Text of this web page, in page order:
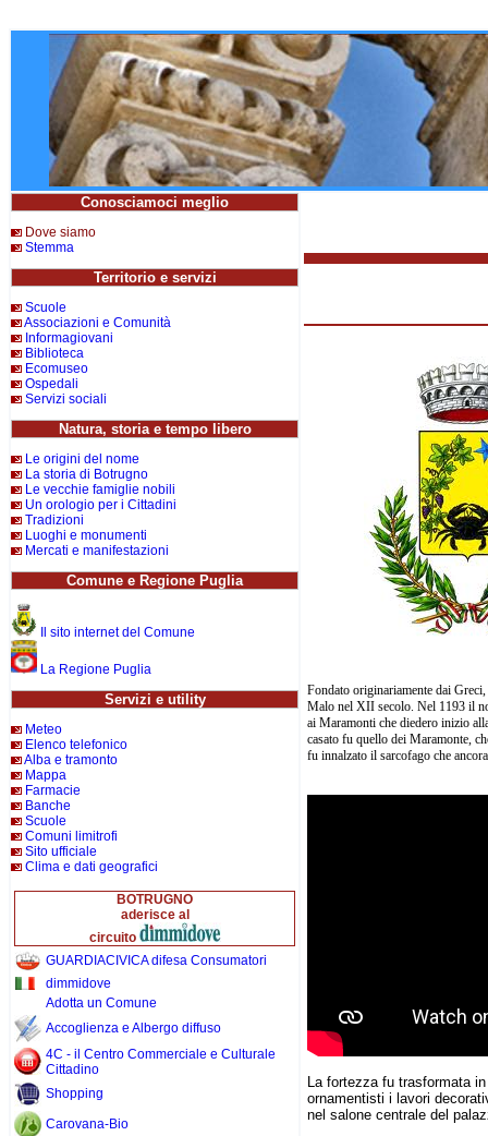
Conosciamoci meglio
Dove siamo
Stemma
Territorio e servizi
Scuole
Associazioni e Comunità
Informagiovani
Biblioteca
Ecomuseo
Ospedali
Servizi sociali
Natura, storia e tempo libero
Le origini del nome
La storia di Botrugno
Le vecchie famiglie nobili
Un orologio per i Cittadini
Tradizioni
Luoghi e monumenti
Mercati e manifestazioni
Comune e Regione Puglia
Il sito internet del Comune
La Regione Puglia
Servizi e utility
Meteo
Elenco telefonico
Alba e tramonto
Mappa
Farmacie
Banche
Scuole
Comuni limitrofi
Sito ufficiale
Clima e dati geografici
BOTRUGNO
aderisce al
circuito
GUARDIACIVICA difesa Consumatori
dimmidove
Adotta un Comune
Accoglienza e Albergo diffuso
4C - il Centro Commerciale e Culturale
Cittadino
Shopping
Carovana-Bio
Fondato originariamente dai
Malo nel XII secolo. Nel 1193 il
ai Maramonti che diedero inizio
casato fu quello dei Maramonte,
fu innalzato il sarcofago che
La fortezza fu trasformata
ornamentisti i lavori
nel salone centrale del